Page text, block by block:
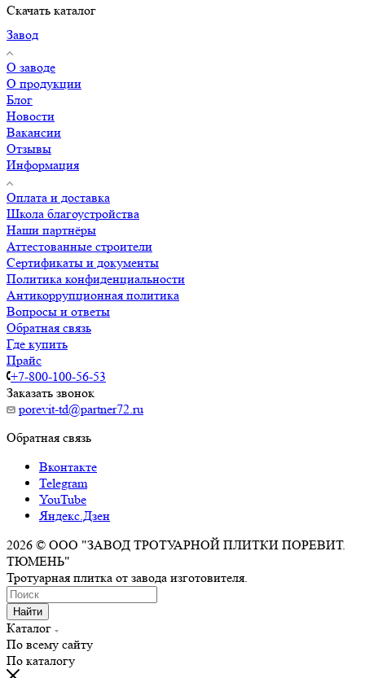
Скачать каталог
Завод
О заводе
О продукции
Блог
Новости
Вакансии
Отзывы
Информация
Оплата и доставка
Школа благоустройства
Наши партнёры
Аттестованные строители
Сертификаты и документы
Политика конфиденциальности
Антикоррупционная политика
Вопросы и ответы
Обратная связь
Где купить
Прайс
+7-800-100-56-53
Заказать звонок
porevit-td@partner72.ru
Обратная связь
Вконтакте
Telegram
YouTube
Яндекс.Дзен
2026 © ООО "ЗАВОД ТРОТУАРНОЙ ПЛИТКИ ПОРЕВИТ.
ТЮМЕНЬ"
Тротуарная плитка от завода изготовителя.
Найти
Каталог
По всему сайту
По каталогу